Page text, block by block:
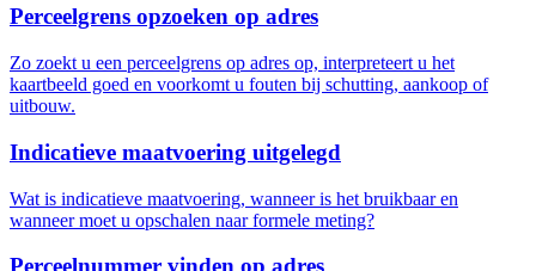
Perceelgrens opzoeken op adres
Zo zoekt u een perceelgrens op adres op, interpreteert u het
kaartbeeld goed en voorkomt u fouten bij schutting, aankoop of
uitbouw.
Indicatieve maatvoering uitgelegd
Wat is indicatieve maatvoering, wanneer is het bruikbaar en
wanneer moet u opschalen naar formele meting?